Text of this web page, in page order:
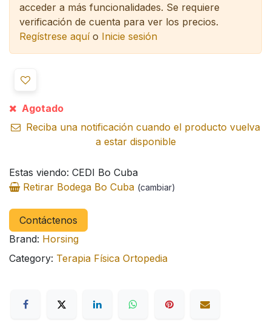
acceder a más funcionalidades. Se requiere
verificación de cuenta para ver los precios.
Regístrese aquío Inicie sesión
Agotado
Reciba una notificación cuando el producto vuelva
a estar disponible
Estas viendo: CEDI Bo Cuba
Retirar Bodega Bo Cuba (cambiar)
Contáctenos
Brand: Horsing
Category: Terapia Física Ortopedia